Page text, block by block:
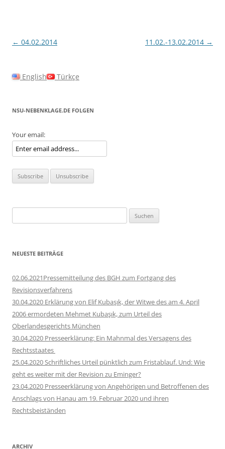
Beitragsnavigation
← 04.02.2014 11.02.-13.02.2014 →
English Türkçe
NSU-NEBENKLAGE.DE FOLGEN
Your email:
nach:
NEUESTE BEITRÄGE
02.06.2021Pressemitteilung des BGH zum Fortgang des
Revisionsverfahrens
30.04.2020 Erklärung von Elif Kubaşık, der Witwe des am 4. April
2006 ermordeten Mehmet Kubaşık, zum Urteil des
Oberlandesgerichts München
30.04.2020 Presseerklärung: Ein Mahnmal des Versagens des
Rechtsstaates
25.04.2020 Schriftliches Urteil pünktlich zum Fristablauf. Und: Wie
geht es weiter mit der Revision zu Eminger?
23.04.2020 Presseerklärung von Angehörigen und Betroffenen des
Anschlags von Hanau am 19. Februar 2020 und ihren
Rechtsbeiständen
ARCHIV